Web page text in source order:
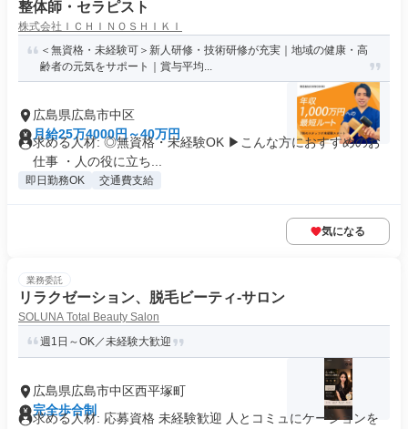
整体師・セラピスト
株式会社ＩＣＨＩＮＯＳＨＩＫＩ
＜無資格・未経験可＞新人研修・技術研修が充実｜地域の健康・高
齢者の元気をサポート｜賞与平均...
広島県広島市中区
月給25万4000円～40万円
求める人材: ◎無資格・未経験OK ▶︎こんな方におすすめのお
仕事 ・人の役に立ち...
即日勤務OK 交通費支給
気になる
業務委託
リラクゼーション、脱毛ビーティ-サロン
SOLUNA Total Beauty Salon
週1日～OK／未経験大歓迎
広島県広島市中区西平塚町
完全歩合制
求める人材: 応募資格 未経験歓迎 人とコミュにケーションを